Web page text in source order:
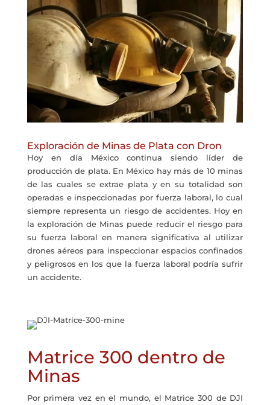
Exploración de Minas de Plata con Dron
Hoy en día México continua siendo líder de
producción de plata. En México hay más de 10 minas
de las cuales se extrae plata y en su totalidad son
operadas e inspeccionadas por fuerza laboral, lo cual
siempre representa un riesgo de accidentes. Hoy en
la exploración de Minas puede reducir el riesgo para
su fuerza laboral en manera significativa al utilizar
drones aéreos para inspeccionar espacios confinados
y peligrosos en los que la fuerza laboral podría sufrir
un accidente.
Matrice 300 dentro de
Minas
Por primera vez en el mundo, el Matrice 300 de DJI